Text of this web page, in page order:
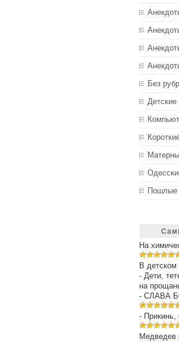
Без
Детские
Пошлые
На
В детском
- Дети,
на
- СЛАВА
- Прикинь,
Медведев